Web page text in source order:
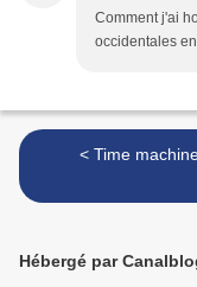
Comment j'ai
occidentales
< Time
Hébergé par